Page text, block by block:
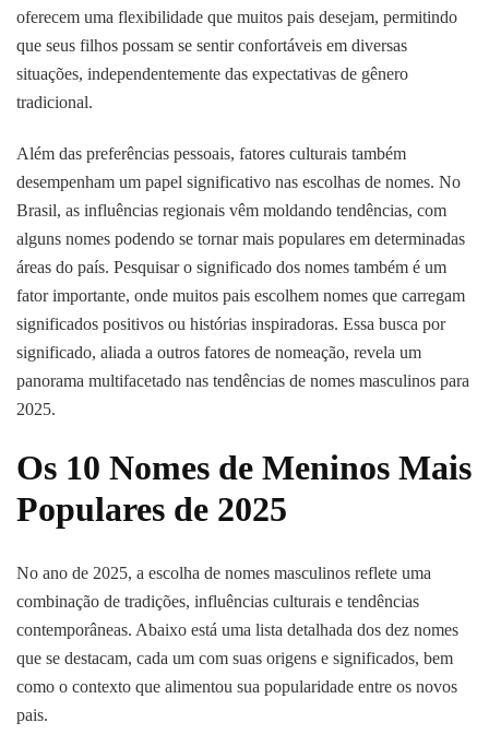
oferecem uma flexibilidade que muitos pais desejam, permitindo
que seus filhos possam se sentir confortáveis em diversas
situações, independentemente das expectativas de gênero
tradicional.
Além das preferências pessoais, fatores culturais também
desempenham um papel significativo nas escolhas de nomes. No
Brasil, as influências regionais vêm moldando tendências, com
alguns nomes podendo se tornar mais populares em determinadas
áreas do país. Pesquisar o significado dos nomes também é um
fator importante, onde muitos pais escolhem nomes que carregam
significados positivos ou histórias inspiradoras. Essa busca por
significado, aliada a outros fatores de nomeação, revela um
panorama multifacetado nas tendências de nomes masculinos para
2025.
Os 10 Nomes de Meninos Mais
Populares de 2025
No ano de 2025, a escolha de nomes masculinos reflete uma
combinação de tradições, influências culturais e tendências
contemporâneas. Abaixo está uma lista detalhada dos dez nomes
que se destacam, cada um com suas origens e significados, bem
como o contexto que alimentou sua popularidade entre os novos
pais.